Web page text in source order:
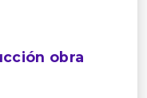
obra